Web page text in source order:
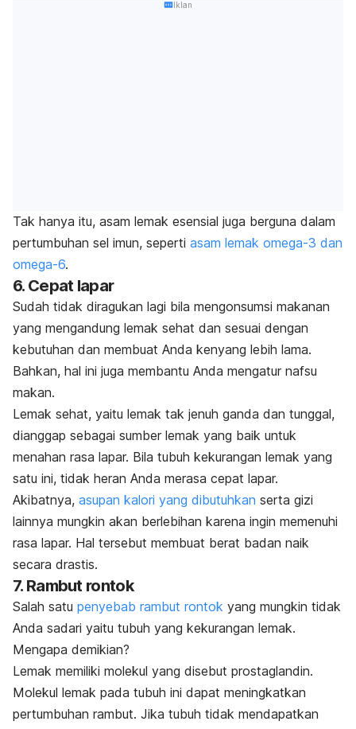
Iklan
Tak hanya itu, asam lemak esensial juga berguna dalam
pertumbuhan sel imun, seperti asam lemak omega-3 dan
omega-6.
6. Cepat lapar
Sudah tidak diragukan lagi bila mengonsumsi makanan
yang mengandung lemak sehat dan sesuai dengan
kebutuhan dan membuat Anda kenyang lebih lama.
Bahkan, hal ini juga membantu Anda mengatur nafsu
makan.
Lemak sehat, yaitu lemak tak jenuh ganda dan tunggal,
dianggap sebagai sumber lemak yang baik untuk
menahan rasa lapar. Bila tubuh kekurangan lemak yang
satu ini, tidak heran Anda merasa cepat lapar.
Akibatnya, asupan kalori yang dibutuhkan serta gizi
lainnya mungkin akan berlebihan karena ingin memenuhi
rasa lapar. Hal tersebut membuat berat badan naik
secara drastis.
7. Rambut rontok
Salah satu penyebab rambut rontok yang mungkin tidak
Anda sadari yaitu tubuh yang kekurangan lemak.
Mengapa demikian?
Lemak memiliki molekul yang disebut prostaglandin.
Molekul lemak pada tubuh ini dapat meningkatkan
pertumbuhan rambut. Jika tubuh tidak mendapatkan